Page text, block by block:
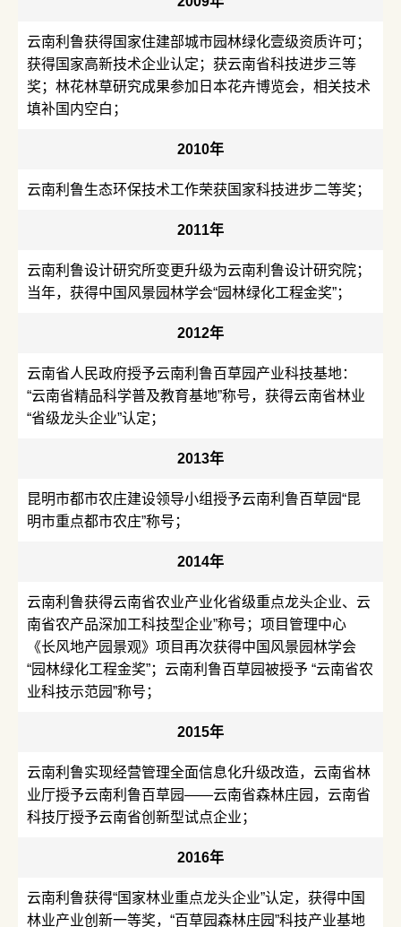
云南利鲁获得国家住建部城市园林绿化壹级资质许可；
获得国家高新技术企业认定；获云南省科技进步三等
奖；林花林草研究成果参加日本花卉博览会，相关技术
填补国内空白；
2010年
云南利鲁生态环保技术工作荣获国家科技进步二等奖；
2011年
云南利鲁设计研究所变更升级为云南利鲁设计研究院；
当年，获得中国风景园林学会“园林绿化工程金奖”；
2012年
云南省人民政府授予云南利鲁百草园产业科技基地：
“云南省精品科学普及教育基地”称号，获得云南省林业
“省级龙头企业”认定；
2013年
昆明市都市农庄建设领导小组授予云南利鲁百草园“昆
明市重点都市农庄”称号；
2014年
云南利鲁获得云南省农业产业化省级重点龙头企业、云
南省农产品深加工科技型企业”称号；项目管理中心
《长风地产园景观》项目再次获得中国风景园林学会
“园林绿化工程金奖”；云南利鲁百草园被授予 “云南省农
业科技示范园”称号；
2015年
云南利鲁实现经营管理全面信息化升级改造，云南省林
业厅授予云南利鲁百草园——云南省森林庄园，云南省
科技厅授予云南省创新型试点企业；
2016年
云南利鲁获得“国家林业重点龙头企业”认定，获得中国
林业产业创新一等奖，“百草园森林庄园”科技产业基地